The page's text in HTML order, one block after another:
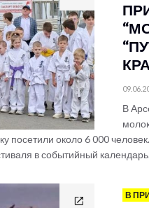
В
посетили около 6 000
в событийный
В